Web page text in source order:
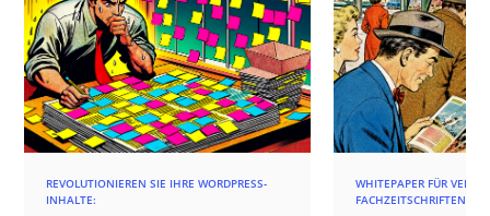
REVOLUTIONIEREN SIE IHRE WORDPRESS-
INHALTE:
WHITEPAPER FÜR
FACHZEITSCHRIFTEN